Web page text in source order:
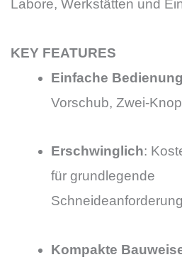
Labore, Werkstätten und
KEY FEATURES
Einfache Bedienung
Vorschub, Zwei-
Erschwinglich:
für grundlegende
Kompakte